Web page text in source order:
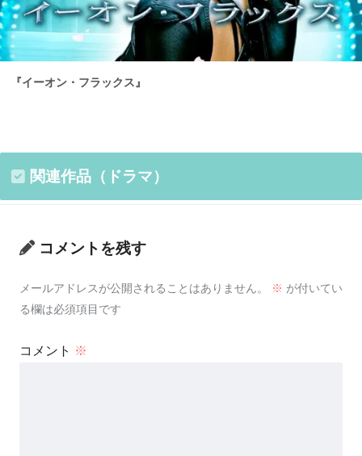
『イーオン・フラックス』
関連作品（ドラマ）
コメントを残す
メールアドレスが公開されることはありません。 ※ が付いてい
る欄は必須項目です
コメント ※